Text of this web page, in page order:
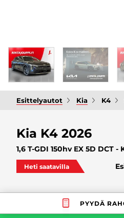
Esittelyautot Kia K4
Kia K4 2026
1,6 T-GDI 150hv EX 5D DCT
Heti saatavilla
PYYDÄ